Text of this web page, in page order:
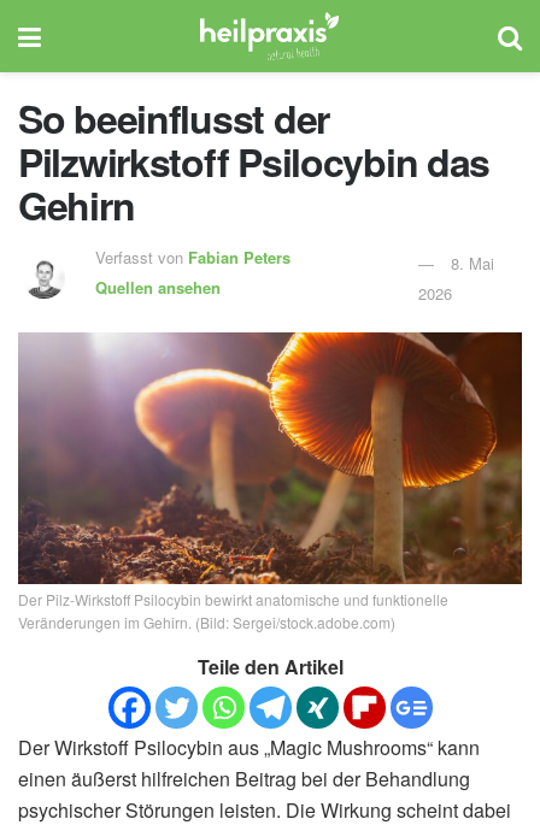
So beeinflusst der
Pilzwirkstoff Psilocybin das
Gehirn
Verfasst von Fabian Peters
Quellen ansehen
8. Mai
2026
Der Pilz-Wirkstoff Psilocybin bewirkt anatomische und funktionelle
Veränderungen im Gehirn. (Bild: Sergei/stock.adobe.com)
Teile den Artikel
Der Wirkstoff Psilocybin aus „Magic Mushrooms“ kann
einen äußerst hilfreichen Beitrag bei der Behandlung
psychischer Störungen leisten. Die Wirkung scheint dabei